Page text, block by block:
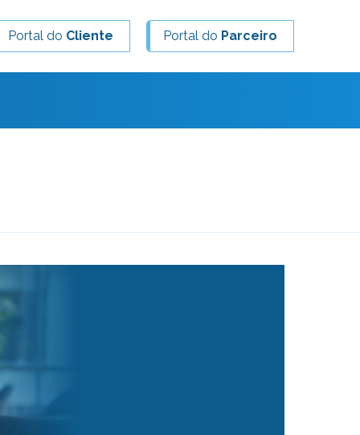
Portal do Cliente Portal do Parceiro